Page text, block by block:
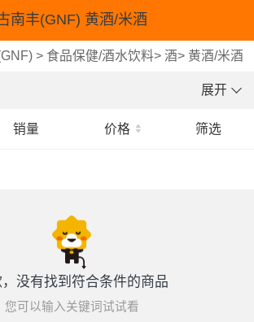
南丰(GNF) 黄酒/米酒
> 食品保健/酒水饮料> 酒> 黄酒/米酒
展开
销量 价格 筛选
没有找到符合条件的商品
您可以输入关键词试试看